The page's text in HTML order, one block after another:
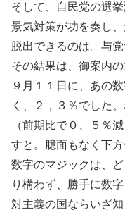
そして、自民党の選
景気対策が功を奏し
脱出できるのは。与
その結果は、御案内
９月１１日に、あの
く、２，３％でした
（前期比で０、５％
すと。臆面もなく下方
数字のマジックは、
り構わず、勝手に数
対主義の国ならいざ